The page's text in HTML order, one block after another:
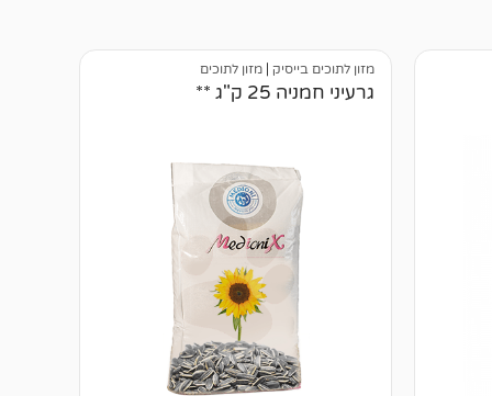
מזון לתוכים בייסיק מזון לתוכים
גרעיני חמניה 25 ק"ג **